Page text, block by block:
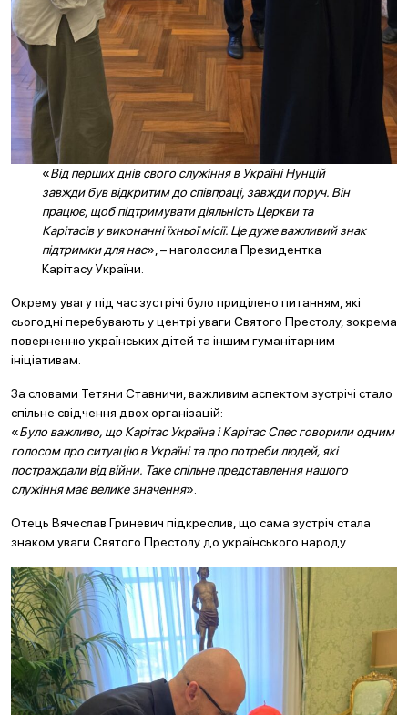
«Від перших днів свого служіння в Україні Нунцій
завжди був відкритим до співпраці, завжди поруч. Він
працює, щоб підтримувати діяльність Церкви та
Карітасів у виконанні їхньої місії. Це дуже важливий знак
підтримки для нас», – наголосила Президентка
Карітасу України.
Окрему увагу під час зустрічі було приділено питанням, які
сьогодні перебувають у центрі уваги Святого Престолу, зокрема
поверненню українських дітей та іншим гуманітарним
ініціативам.
За словами Тетяни Ставничи, важливим аспектом зустрічі стало
спільне свідчення двох організацій:
«Було важливо, що Карітас Україна і Карітас Спес говорили одним
голосом про ситуацію в Україні та про потреби людей, які
постраждали від війни. Таке спільне представлення нашого
служіння має велике значення».
Отець Вячеслав Гриневич підкреслив, що сама зустріч стала
знаком уваги Святого Престолу до українського народу.